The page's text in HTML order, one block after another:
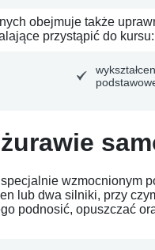
obejmuje także
przystąpić do kursu:
wzmocnionym
lub dwa silniki, przy
podnosić, opuszczać